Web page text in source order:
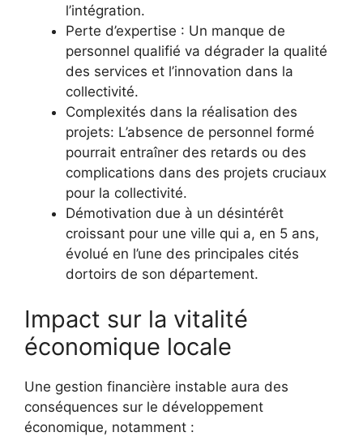
l’intégration.
Perte d’expertise : Un manque de
personnel qualifié va dégrader la qualité
des services et l’innovation dans la
collectivité.
Complexités dans la réalisation des
projets: L’absence de personnel formé
pourrait entraîner des retards ou des
complications dans des projets cruciaux
pour la collectivité.
Démotivation due à un désintérêt
croissant pour une ville qui a, en 5 ans,
évolué en l’une des principales cités
dortoirs de son département.
Impact sur la vitalité
économique locale
Une gestion financière instable aura des
conséquences sur le développement
économique, notamment :